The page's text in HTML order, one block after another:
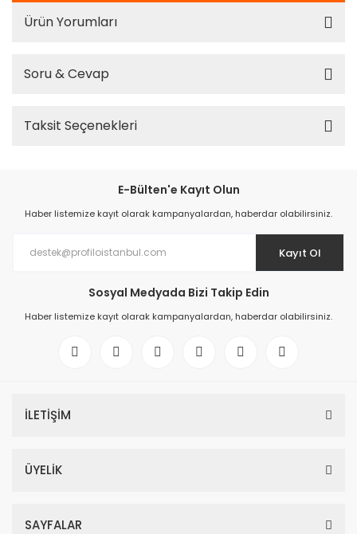
Ürün Yorumları
Soru & Cevap
Taksit Seçenekleri
E-Bülten'e Kayıt Olun
Haber listemize kayıt olarak kampanyalardan, haberdar olabilirsiniz.
Kayıt Ol
Sosyal Medyada Bizi Takip Edin
Haber listemize kayıt olarak kampanyalardan, haberdar olabilirsiniz.
İLETİŞİM
ÜYELİK
SAYFALAR